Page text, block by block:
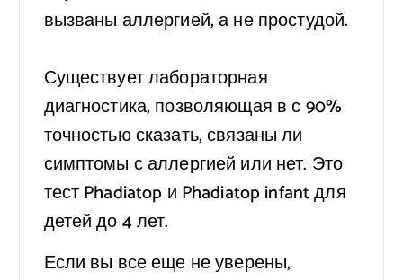
вызваны аллергией, а не простудой.
Существует лабораторная
диагностика, позволяющая в с 90%
точностью сказать, связаны ли
симптомы с аллергией или нет. Это
тест Phadiatop и Phadiatop infant для
детей до 4 лет.
Если вы все еще не уверены,